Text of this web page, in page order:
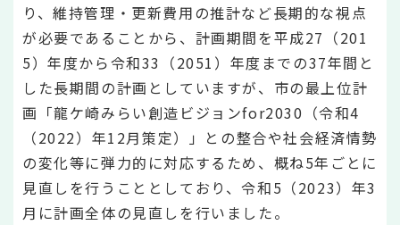
り、維持管理・更新費用の推計など長期的な視点
が必要であることから、計画期間を平成27（201
5）年度から令和33（2051）年度までの37年間と
した長期間の計画としていますが、市の最上位計
画「龍ケ崎みらい創造ビジョンfor2030（令和4
（2022）年12月策定）」との整合や社会経済情勢
の変化等に弾力的に対応するため、概ね5年ごとに
見直しを行うこととしており、令和5（2023）年3
月に計画全体の見直しを行いました。